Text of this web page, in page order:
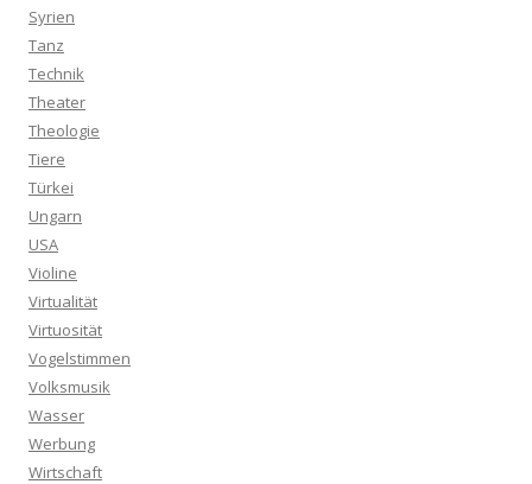
Syrien
Tanz
Technik
Theater
Theologie
Tiere
Türkei
Ungarn
USA
Violine
Virtualität
Virtuosität
Vogelstimmen
Volksmusik
Wasser
Werbung
Wirtschaft